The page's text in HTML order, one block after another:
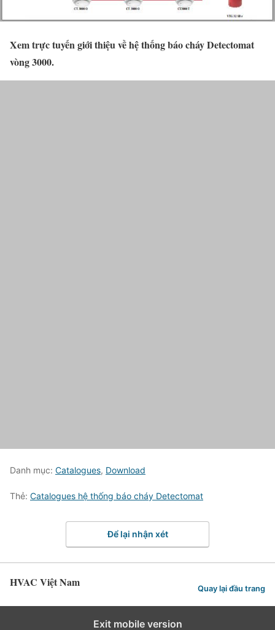
Xem trực tuyến giới thiệu về hệ thống báo cháy Detectomat
vòng 3000.
Danh mục: Catalogues, Download
Thẻ: Catalogues hệ thống báo cháy Detectomat
Để lại nhận xét
HVAC Việt Nam Quay lại đầu trang
Exit mobile version